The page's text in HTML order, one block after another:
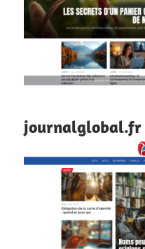
journalglobal.fr